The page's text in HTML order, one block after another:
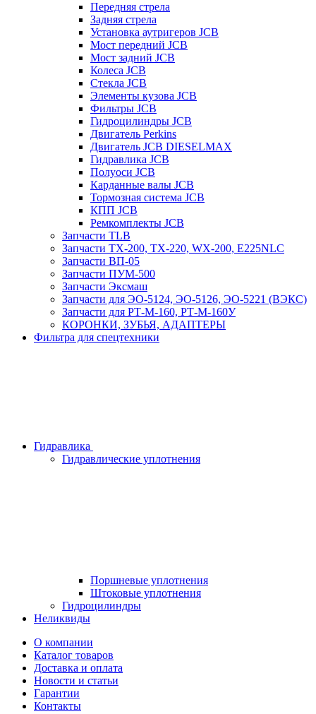
Передняя стрела
Задняя стрела
Установка аутригеров JCB
Мост передний JCB
Мост задний JCB
Колеса JCB
Стекла JCB
Элементы кузова JCB
Фильтры JCB
Гидроцилиндры JCB
Двигатель Perkins
Двигатель JCB DIESELMAX
Гидравлика JCB
Полуоси JCB
Карданные валы JCB
Тормозная система JCB
КПП JCB
Ремкомплекты JCB
Запчасти TLB
Запчасти TX-200, TX-220, WX-200, E225NLC
Запчасти ВП-05
Запчасти ПУМ-500
Запчасти Эксмаш
Запчасти для ЭО-5124, ЭО-5126, ЭО-5221 (ВЭКС)
Запчасти для РТ-М-160, РТ-М-160У
КОРОНКИ, ЗУБЬЯ, АДАПТЕРЫ
Фильтра для спецтехники
Гидравлика
Гидравлические уплотнения
Поршневые уплотнения
Штоковые уплотнения
Гидроцилиндры
Неликвиды
О компании
Каталог товаров
Доставка и оплата
Новости и статьи
Гарантии
Контакты